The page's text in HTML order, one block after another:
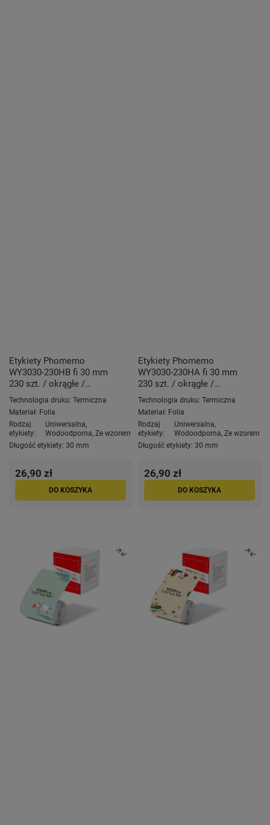
Etykiety Phomemo
WY3030-230HB fi 30 mm
230 szt. / okrągłe /
koronka B / czarny nadruk
/ do drukarek serii M
Technologia druku: Termiczna
Materiał: Folia
Rodzaj
etykiety:
Uniwersalna,
Wodoodporna, Ze wzorem
Długość etykiety: 30 mm
26,90 zł
DO KOSZYKA
Etykiety Phomemo
WY3030-230HA fi 30 mm
230 szt. / okrągłe /
koronka A / czarny nadruk
/ do drukarek serii M
Technologia druku: Termiczna
Materiał: Folia
Rodzaj
etykiety:
Uniwersalna,
Wodoodporna, Ze wzorem
Długość etykiety: 30 mm
26,90 zł
DO KOSZYKA